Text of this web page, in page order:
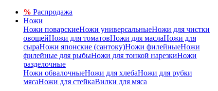
% Распродажа
Ножи
Ножи поварскиеНожи универсальныеНожи для чистки
овощейНожи для томатовНожи для маслаНожи для
сыраНожи японские (сантоку)Ножи филейныеНожи
филейные для рыбыНожи для тонкой нарезкиНожи
разделочные
Ножи обвалочныеНожи для хлебаНожи для рубки
мясаНожи для стейкаВилки для мяса